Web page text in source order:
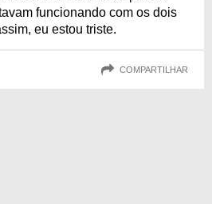
funcionando com os dois
eu estou triste.
COMPARTILHAR